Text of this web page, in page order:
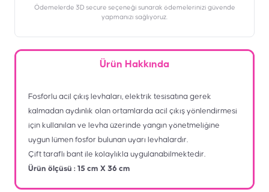
Ödemelerde 3D secure seçeneği sunarak ödemelerinizi güvende
yapmanızı sağlıyoruz.
Ürün Hakkında
Fosforlu acil çıkış levhaları, elektrik tesisatına gerek
kalmadan aydınlık olan ortamlarda acil çıkış yönlendirmesi
için kullanılan ve levha üzerinde yangın yönetmeliğine
uygun lümen fosfor bulunan uyarı levhalardır.
Çift taraflı bant ile kolaylıkla uygulanabilmektedir.
Ürün ölçüsü : 15 cm X 36 cm